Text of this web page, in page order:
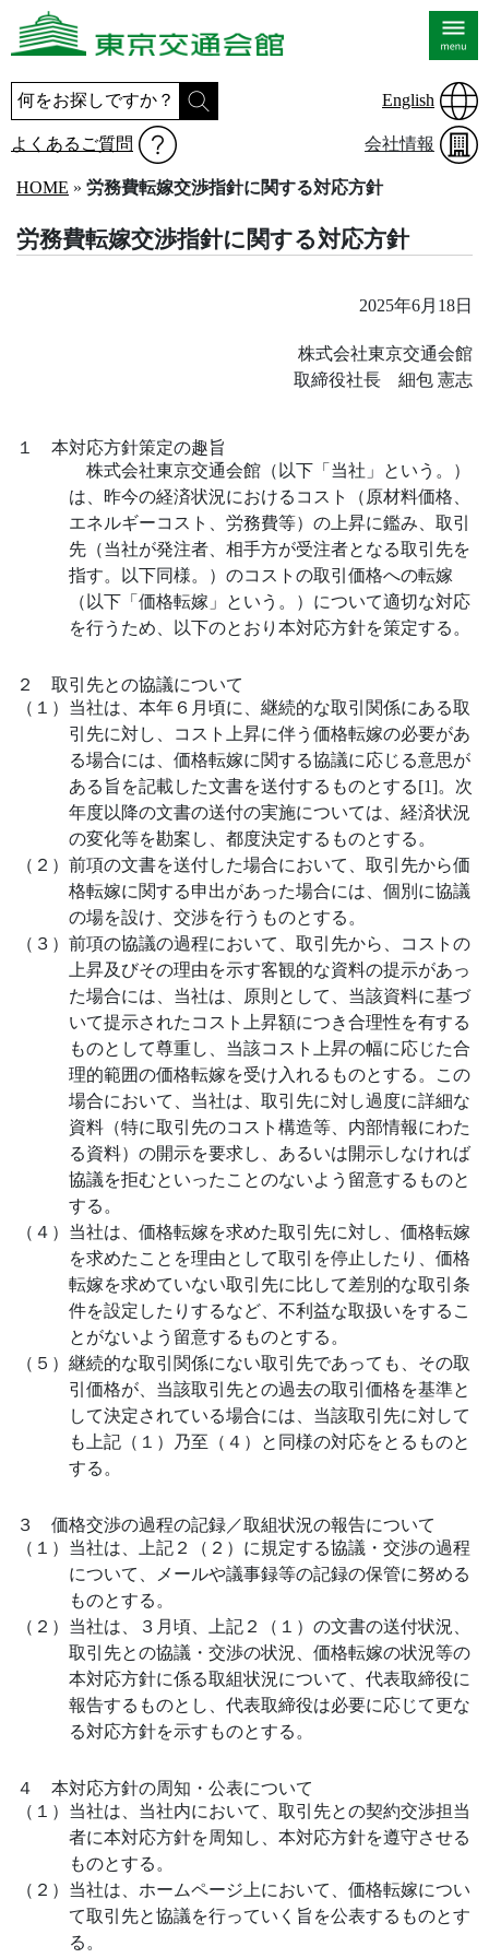
よくあるご質問
English
会社情報
HOME » 労務費転嫁交渉指針に関する対応方針
労務費転嫁交渉指針に関する対応方針
2025年6月18日
株式会社東京交通会館
取締役社長 細包 憲志
１ 本対応方針策定の趣旨
株式会社東京交通会館（以下「当社」という。）
は、昨今の経済状況におけるコスト（原材料価格、
エネルギーコスト、労務費等）の上昇に鑑み、取引
先（当社が発注者、相手方が受注者となる取引先を
指す。以下同様。）のコストの取引価格への転嫁
（以下「価格転嫁」という。）について適切な対応
を行うため、以下のとおり本対応方針を策定する。
２ 取引先との協議について
（１）当社は、本年６月頃に、継続的な取引関係にある取
引先に対し、コスト上昇に伴う価格転嫁の必要があ
る場合には、価格転嫁に関する協議に応じる意思が
ある旨を記載した文書を送付するものとする[1]。次
年度以降の文書の送付の実施については、経済状況
の変化等を勘案し、都度決定するものとする。
（２）前項の文書を送付した場合において、取引先から価
格転嫁に関する申出があった場合には、個別に協議
の場を設け、交渉を行うものとする。
（３）前項の協議の過程において、取引先から、コストの
上昇及びその理由を示す客観的な資料の提示があっ
た場合には、当社は、原則として、当該資料に基づ
いて提示されたコスト上昇額につき合理性を有する
ものとして尊重し、当該コスト上昇の幅に応じた合
理的範囲の価格転嫁を受け入れるものとする。この
場合において、当社は、取引先に対し過度に詳細な
資料（特に取引先のコスト構造等、内部情報にわた
る資料）の開示を要求し、あるいは開示しなければ
協議を拒むといったことのないよう留意するものと
する。
（４）当社は、価格転嫁を求めた取引先に対し、価格転嫁
を求めたことを理由として取引を停止したり、価格
転嫁を求めていない取引先に比して差別的な取引条
件を設定したりするなど、不利益な取扱いをするこ
とがないよう留意するものとする。
（５）継続的な取引関係にない取引先であっても、その取
引価格が、当該取引先との過去の取引価格を基準と
して決定されている場合には、当該取引先に対して
も上記（１）乃至（４）と同様の対応をとるものと
する。
３ 価格交渉の過程の記録／取組状況の報告について
（１）当社は、上記２（２）に規定する協議・交渉の過程
について、メールや議事録等の記録の保管に努める
ものとする。
（２）当社は、３月頃、上記２（１）の文書の送付状況、
取引先との協議・交渉の状況、価格転嫁の状況等の
本対応方針に係る取組状況について、代表取締役に
報告するものとし、代表取締役は必要に応じて更な
る対応方針を示すものとする。
４ 本対応方針の周知・公表について
（１）当社は、当社内において、取引先との契約交渉担当
者に本対応方針を周知し、本対応方針を遵守させる
ものとする。
（２）当社は、ホームページ上において、価格転嫁につい
て取引先と協議を行っていく旨を公表するものとす
る。